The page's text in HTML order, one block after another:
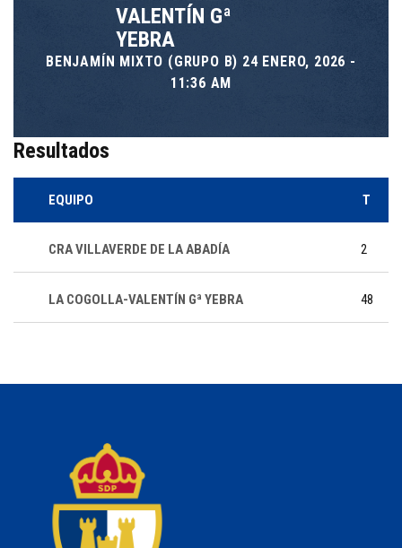
VALENTÍN Gª
YEBRA
BENJAMÍN MIXTO (GRUPO B) 24 ENERO, 2026 -
11:36 AM
Resultados
EQUIPO T
CRA VILLAVERDE DE LA ABADÍA 2
LA COGOLLA-VALENTÍN Gª YEBRA 48